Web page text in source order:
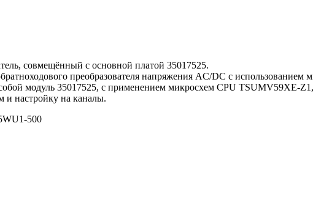
совмещённый с основной платой 35017525.
преобразователя напряжения AC/DC c
модуль 35017525, с применением микросхем CPU TSUMV59XE-
и настройку на каналы.
500